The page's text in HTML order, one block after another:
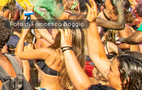
Foto di Francesco Boggio